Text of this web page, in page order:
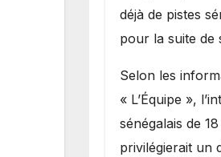
déjà de pistes
pour la suite de
Selon les
« L’Équipe »,
sénégalais de
privilégierait un